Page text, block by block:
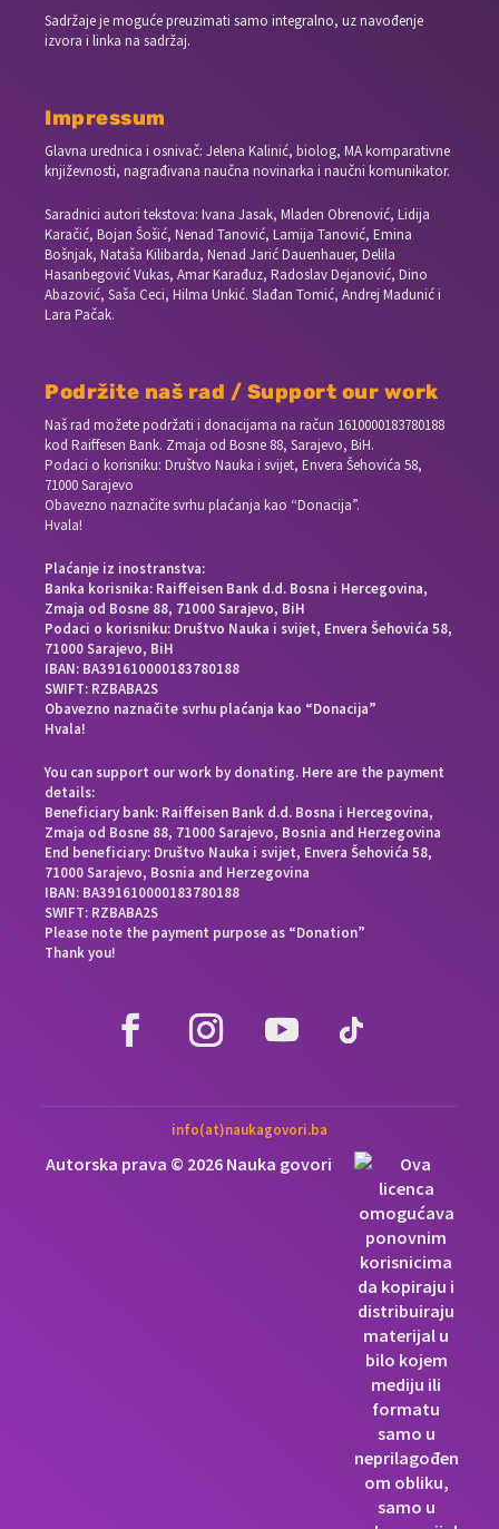
Sadržaje je moguće preuzimati samo integralno, uz navođenje
izvora i linka na sadržaj.
Impressum
Glavna urednica i osnivač: Jelena Kalinić, biolog, MA komparativne
književnosti, nagrađivana naučna novinarka i naučni komunikator.
Saradnici autori tekstova: Ivana Jasak, Mladen Obrenović, Lidija
Karačić, Bojan Šošić, Nenad Tanović, Lamija Tanović, Emina
Bošnjak, Nataša Kilibarda, Nenad Jarić Dauenhauer, Delila
Hasanbegović Vukas, Amar Karađuz, Radoslav Dejanović, Dino
Abazović, Saša Ceci, Hilma Unkić. Slađan Tomić, Andrej Madunić i
Lara Pačak.
Podržite naš rad / Support our work
Naš rad možete podržati i donacijama na račun 1610000183780188
kod Raiffesen Bank. Zmaja od Bosne 88, Sarajevo, BiH.
Podaci o korisniku: Društvo Nauka i svijet, Envera Šehovića 58,
71000 Sarajevo
Obavezno naznačite svrhu plaćanja kao “Donacija”.
Hvala!
Plaćanje iz inostranstva:
Banka korisnika: Raiffeisen Bank d.d. Bosna i Hercegovina,
Zmaja od Bosne 88, 71000 Sarajevo, BiH
Podaci o korisniku: Društvo Nauka i svijet, Envera Šehovića 58,
71000 Sarajevo, BiH
IBAN: BA391610000183780188
SWIFT: RZBABA2S
Obavezno naznačite svrhu plaćanja kao “Donacija”
Hvala!
You can support our work by donating. Here are the payment
details:
Beneficiary bank: Raiffeisen Bank d.d. Bosna i Hercegovina,
Zmaja od Bosne 88, 71000 Sarajevo, Bosnia and Herzegovina
End beneficiary: Društvo Nauka i svijet, Envera Šehovića 58,
71000 Sarajevo, Bosnia and Herzegovina
IBAN: BA391610000183780188
SWIFT: RZBABA2S
Please note the payment purpose as “Donation”
Thank you!
info(at)naukagovori.ba
Autorska prava © 2026 Nauka govori